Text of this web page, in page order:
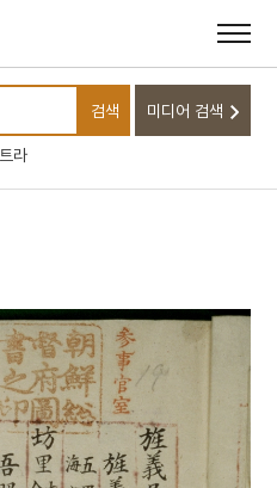
검색어를 입력하세요
검색 미디어 검색
라